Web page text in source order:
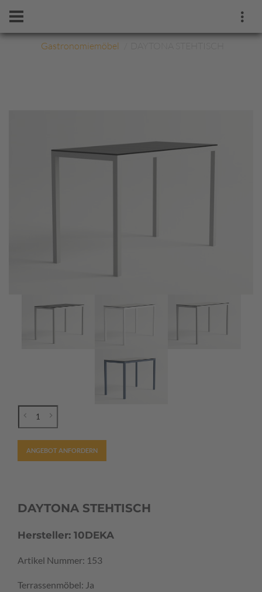
Gastronomiemöbel
ANGEBOT ANFORDERN
DAYTONA STEHTISCH
Hersteller: 10DEKA
Artikel Nummer: 153
Terrassenmöbel: Ja